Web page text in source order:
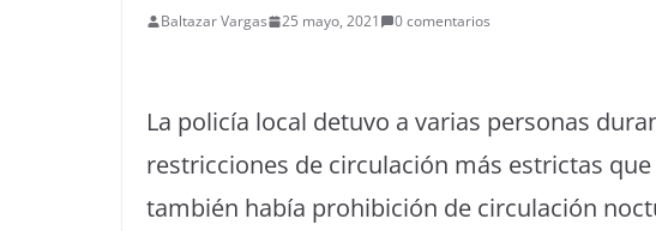
Baltazar Vargas 25 mayo, 2021 0 comentarios
La policía local detuvo a varias personas
restricciones de circulación más estrictas
también había prohibición de circulación